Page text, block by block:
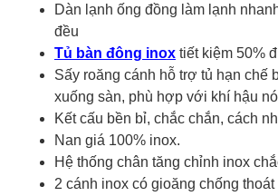
Dàn lạnh ống đồng làm lạnh
đều
Tủ bàn đông inox tiết kiệm 50%
Sấy roăng cánh hỗ trợ tủ hạn chế
xuống sàn, phù hợp với khí hậu
Kết cấu bền bỉ, chắc chắn, cách
Nan giá 100% inox.
Hệ thống chân tăng chỉnh inox
2 cánh inox có gioăng chống